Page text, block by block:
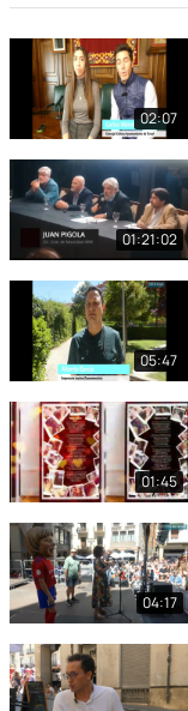
02:07
01:21:02
05:47
01:45
04:17